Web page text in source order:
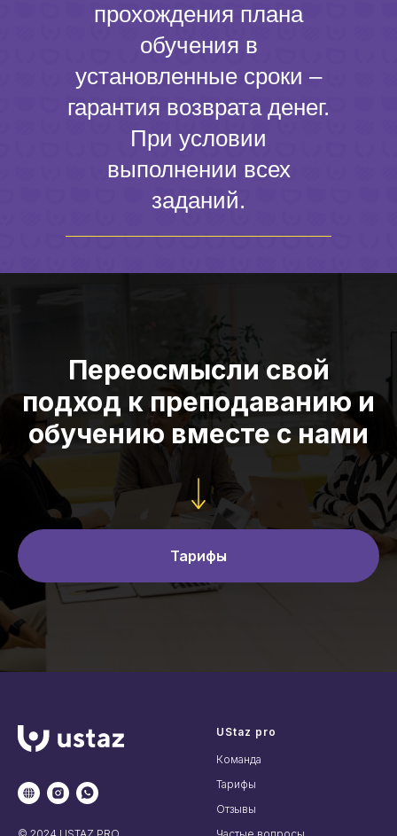
прохождения плана
обучения в
установленные сроки –
гарантия возврата денег.
При условии
выполнении всех
заданий.
Переосмысли свой
подход к преподаванию и
обучению вместе с нами
Тарифы
UStaz pro
Команда
Тарифы
Отзывы